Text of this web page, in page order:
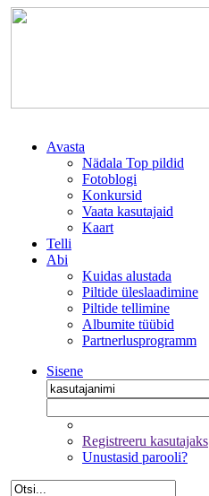
Avasta
Nädala Top pildid
Fotoblogi
Konkursid
Vaata kasutajaid
Kaart
Telli
Abi
Kuidas alustada
Piltide üleslaadimine
Piltide tellimine
Albumite tüübid
Partnerlusprogramm
Sisene
Registreeru kasutajaks
Unustasid parooli?